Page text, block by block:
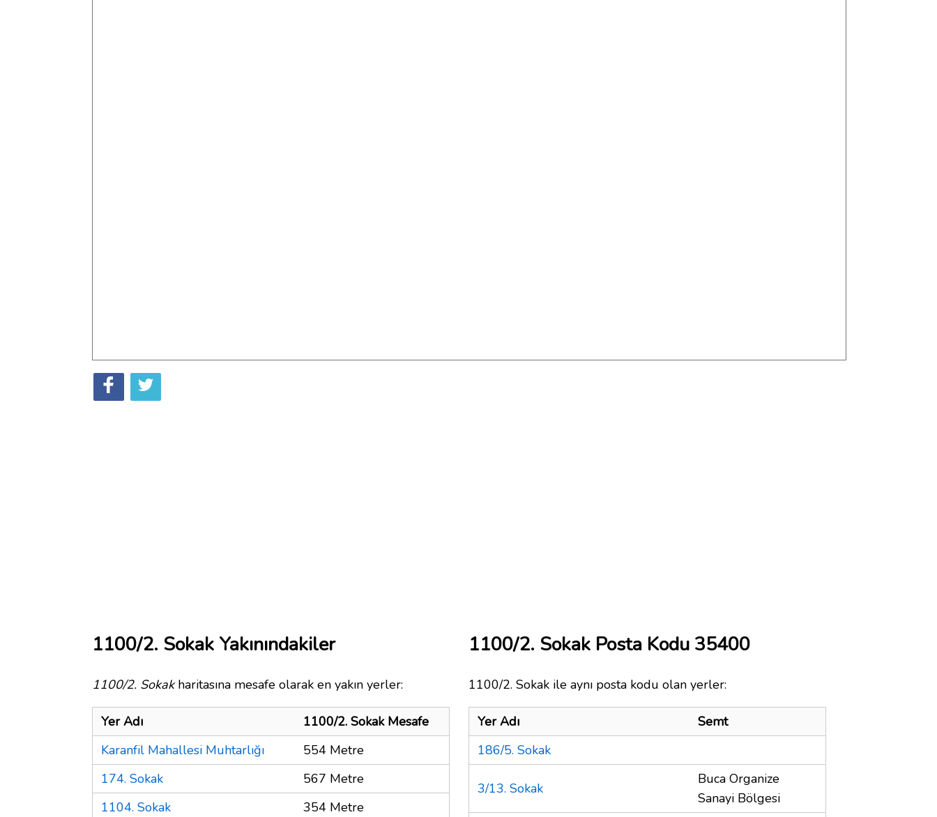
1100/2. Sokak Yakınındakiler
1100/2. Sokakharitasına mesafe olarak en yakın yerler:
Yer Adı
1100/2. Sokak Mesafe
Karanfil Mahallesi Muhtarlığı
554 Metre
174. Sokak
567 Metre
1104. Sokak
354 Metre
1100/2. Sokak Posta Kodu 35400
1100/2. Sokak ile aynı posta kodu olan yerler:
Yer Adı
Semt
186/5. Sokak
3/13. Sokak
Buca Organize
Sanayi Bölgesi